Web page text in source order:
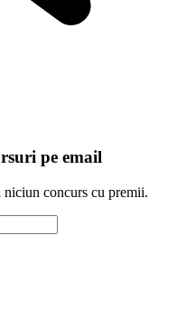
pe email
niciun concurs cu premii.